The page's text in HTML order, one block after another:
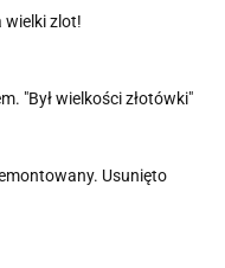
wielki zlot!
"Był wielkości złotówki"
Usunięto